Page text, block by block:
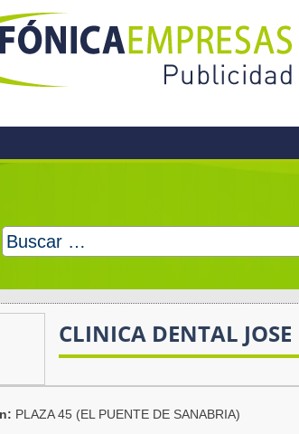
Buscar:
CLINICA DENTAL
PLAZA 45 (EL PUENTE DE SANABRIA)